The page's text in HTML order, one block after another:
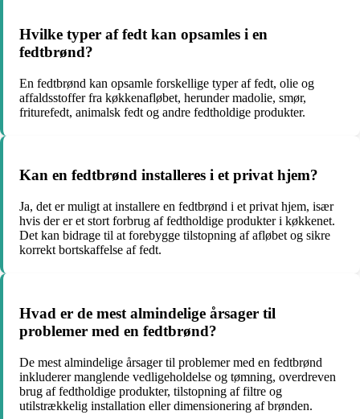
Hvilke typer af fedt kan opsamles i en
fedtbrønd?
En fedtbrønd kan opsamle forskellige typer af fedt, olie og
affaldsstoffer fra køkkenafløbet, herunder madolie, smør,
friturefedt, animalsk fedt og andre fedtholdige produkter.
Kan en fedtbrønd installeres i et privat hjem?
Ja, det er muligt at installere en fedtbrønd i et privat hjem, især
hvis der er et stort forbrug af fedtholdige produkter i køkkenet.
Det kan bidrage til at forebygge tilstopning af afløbet og sikre
korrekt bortskaffelse af fedt.
Hvad er de mest almindelige årsager til
problemer med en fedtbrønd?
De mest almindelige årsager til problemer med en fedtbrønd
inkluderer manglende vedligeholdelse og tømning, overdreven
brug af fedtholdige produkter, tilstopning af filtre og
utilstrækkelig installation eller dimensionering af brønden.